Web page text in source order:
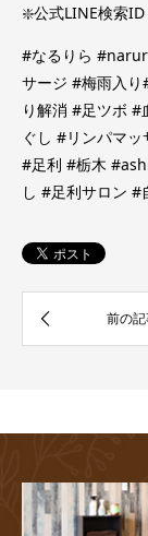
❇️公式LINE検索ID
#なるりら
サージ #梅雨入
り解消 #足ツボ
ぐし #リンパマ
#足利 #栃木
し #足利サロン